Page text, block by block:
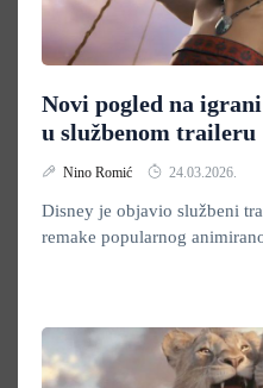
Novi pogled na
u službenom traileru
Nino Romić 24.03.2026.
Disney je objavio službeni
remake popularnog